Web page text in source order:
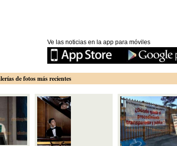
Ve las noticias en la app para móviles
de fotos más recientes